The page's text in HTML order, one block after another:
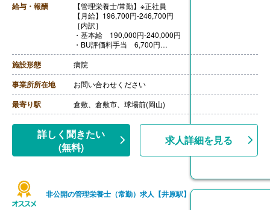
給与・報酬
【管理栄養士/常勤】※正社員
【月給】196,700円‐246,700円
［内訳］
・基本給 190,000円-240,000円
・BU評価料手当 6,700円
［その他手当］
・住宅手当
・世帯主手当
・遅出手当 1,200円/回（月6回程度）
【賞与】年2回（計3.00ヶ月分）※前年度実績
【通勤手当】あり（上限15,000円/月）
【昇給】あり（1月あたり1,500円）※前年度実績
【退職金】あり※勤続
【栄養士・調理師/常勤】※正社員
【月給】170,200円‐199,700円
［内訳］
［その他手当］
・住宅手当
施設形態 病院
事業所所在地 お問い合わせください
最寄り駅 倉敷、倉敷市、球場前(岡山)
詳しく聞きたい
(無料)
求人詳細を見る
非公開の管理栄養士（常勤）求人【井原駅】